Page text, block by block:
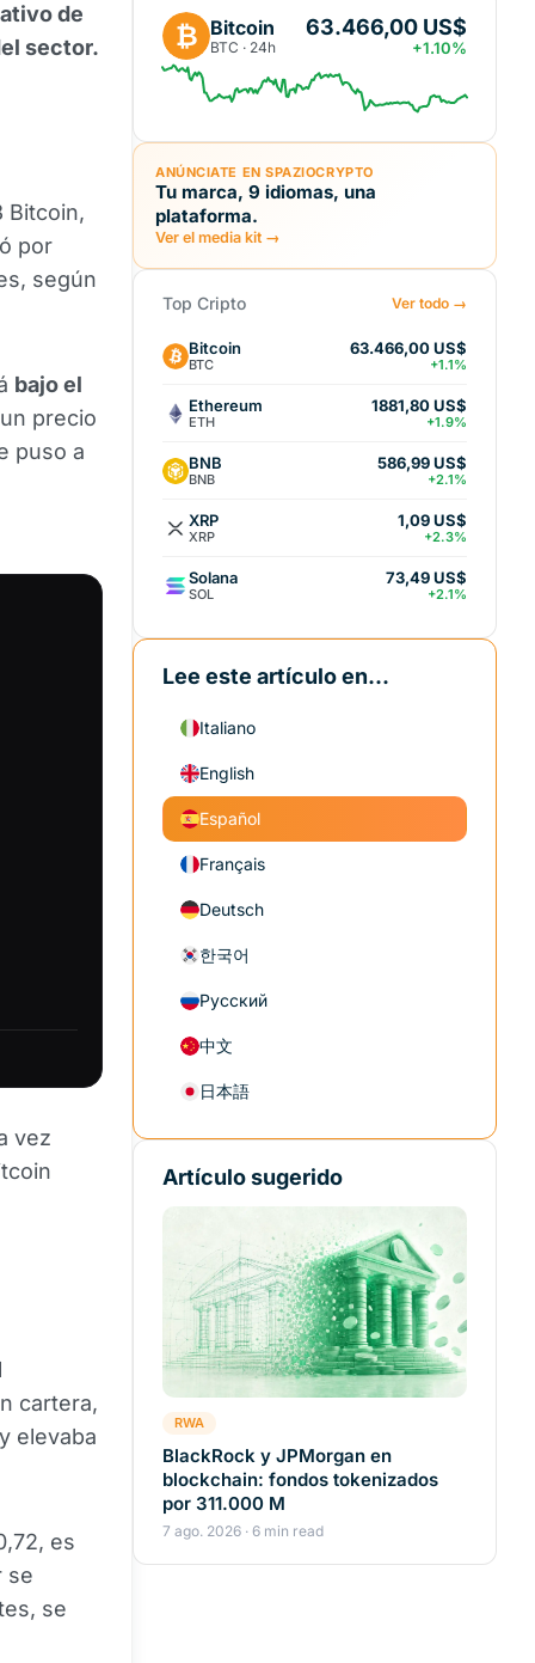
de
sector.
Bitcoin,
por
según
bajo el
precio
puso a
vez
cartera,
elevaba
es
se
se
₿ Bitcoin
BTC · 24h
63.466,00 US$
+1.10%
ANÚNCIATE EN SPAZIOCRYPTO
Tu marca, 9 idiomas, una
plataforma.
Ver el media kit →
Top Cripto Ver todo →
Bitcoin
BTC
63.466,00 US$
+1.1%
Ethereum
ETH
1881,80 US$
+1.9%
BNB
BNB
586,99 US$
+2.1%
XRP
XRP
1,09 US$
+2.3%
Solana
SOL
73,49 US$
+2.1%
Lee este artículo en...
Italiano
English
Español
Français
Deutsch
한국어
Русский
中文
日本語
Artículo sugerido
RWA
BlackRock y JPMorgan en
blockchain: fondos tokenizados
por 311.000 M
7 ago. 2026 · 6 min read